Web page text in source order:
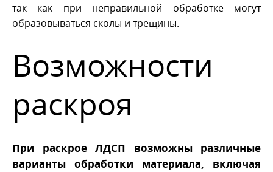
так как при неправильной обработке могут
образовываться сколы и трещины.
Возможности
раскроя
При раскрое ЛДСП возможны различные
варианты обработки материала, включая